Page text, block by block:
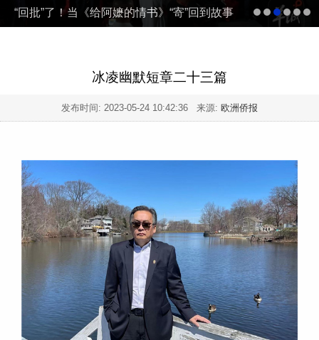
“回批”了！当《给阿嬷的情书》“寄”回到故事
冰凌幽默短章二十三篇
发布时间: 2023-05-24 10:42:36 来源: 欧洲侨报